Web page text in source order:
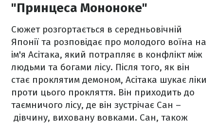
"Принцеса Мононоке"
Сюжет розгортається в середньовічній
Японії та розповідає про молодого воїна на
ім'я Асітака, який потрапляє в конфлікт між
людьми та богами лісу. Після того, як він
стає проклятим демоном, Асітака шукає ліки
проти цього прокляття. Він приходить до
таємничого лісу, де він зустрічає Сан –
дівчину, виховану вовками. Сан, також